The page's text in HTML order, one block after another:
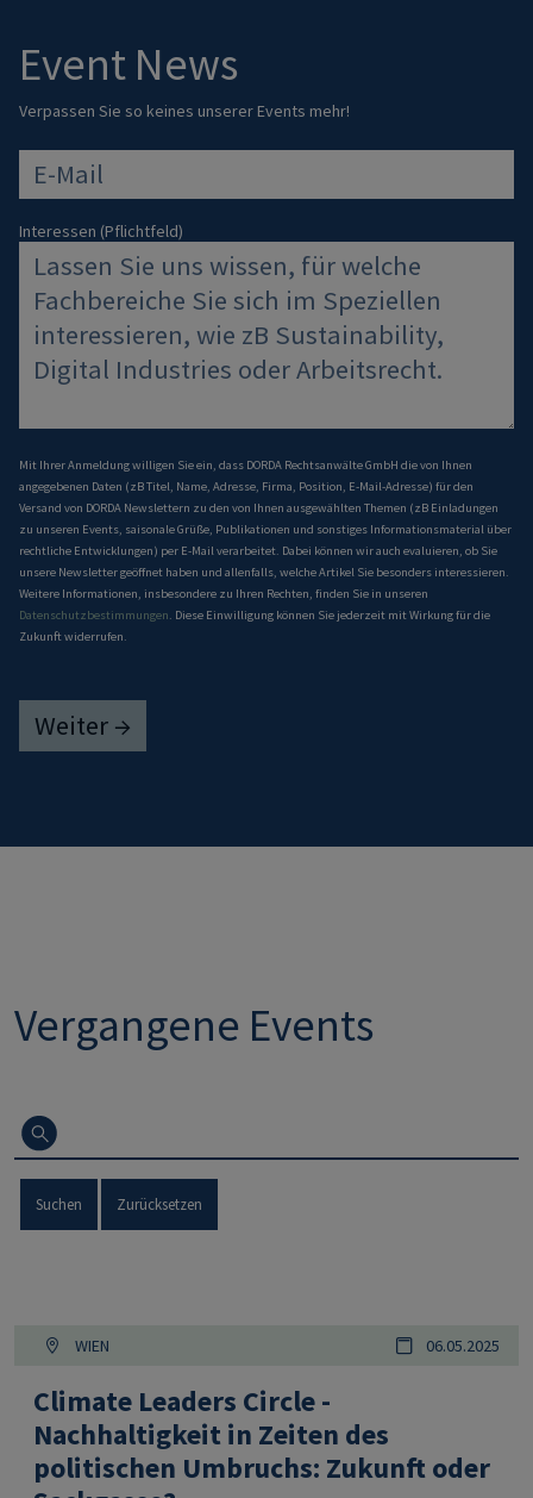
Event News
Verpassen Sie so keines unserer Events mehr!
Interessen (Pflichtfeld)
Mit Ihrer Anmeldung willigen Sie ein, dass DORDA Rechtsanwälte GmbH die von Ihnen
angegebenen Daten (zB Titel, Name, Adresse, Firma, Position, E-Mail-Adresse) für den
Versand von DORDA Newslettern zu den von Ihnen ausgewählten Themen (zB Einladungen
zu unseren Events, saisonale Grüße, Publikationen und sonstiges Informationsmaterial über
rechtliche Entwicklungen) per E-Mail verarbeitet. Dabei können wir auch evaluieren, ob Sie
unsere Newsletter geöffnet haben und allenfalls, welche Artikel Sie besonders interessieren.
Weitere Informationen, insbesondere zu Ihren Rechten, finden Sie in unseren
Datenschutzbestimmungen. Diese Einwilligung können Sie jederzeit mit Wirkung für die
Zukunft widerrufen.
Weiter →
Vergangene Events
Suchen Zurücksetzen
WIEN 06.05.2025
Climate Leaders Circle -
Nachhaltigkeit in Zeiten des
politischen Umbruchs: Zukunft oder